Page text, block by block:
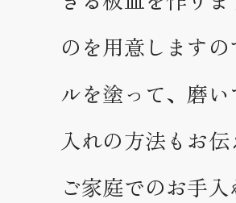
のを用意します
ルを塗って、磨
入れの方法もお伝
ご家庭でのお手